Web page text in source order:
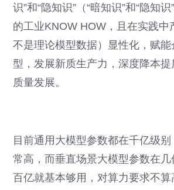
识”和“隐知识”（“暗知识”和“隐知
的工业KNOW HOW，且在实践中
不是理论模型数据）显性化，赋
型，发展新质生产力，深度降本
质量发展。
目前通用大模型参数都在千亿级
常高，而垂直场景大模型参数在
百亿就基本够用，对算力要求不